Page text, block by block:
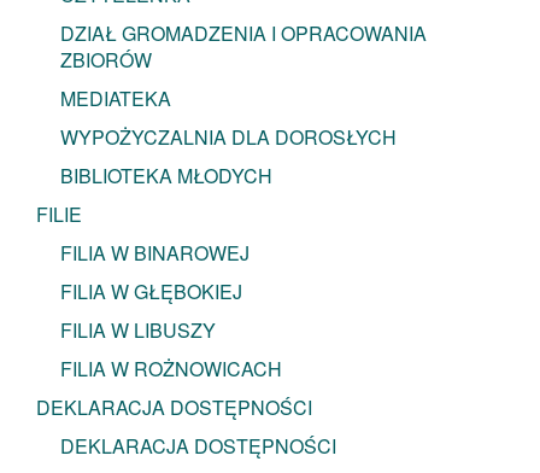
DZIAŁ GROMADZENIA I OPRACOWANIA
ZBIORÓW
MEDIATEKA
WYPOŻYCZALNIA DLA DOROSŁYCH
BIBLIOTEKA MŁODYCH
FILIE
FILIA W BINAROWEJ
FILIA W GŁĘBOKIEJ
FILIA W LIBUSZY
FILIA W ROŻNOWICACH
DEKLARACJA DOSTĘPNOŚCI
DEKLARACJA DOSTĘPNOŚCI